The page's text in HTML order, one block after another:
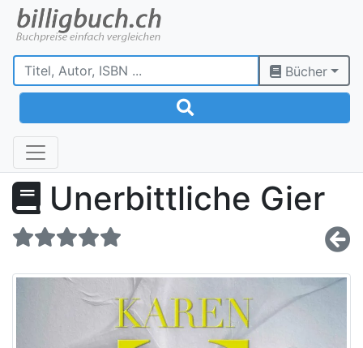
Bücher
Unerbittliche Gier